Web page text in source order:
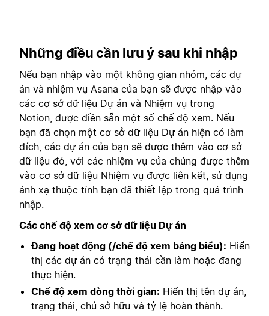
Những điều cần lưu ý sau khi nhập
Nếu bạn nhập vào một không gian nhóm, các dự
án và nhiệm vụ Asana của bạn sẽ được nhập vào
các cơ sở dữ liệu Dự án và Nhiệm vụ trong
Notion, được điền sẵn một số chế độ xem. Nếu
bạn đã chọn một cơ sở dữ liệu Dự án hiện có làm
đích, các dự án của bạn sẽ được thêm vào cơ sở
dữ liệu đó, với các nhiệm vụ của chúng được thêm
vào cơ sở dữ liệu Nhiệm vụ được liên kết, sử dụng
ánh xạ thuộc tính bạn đã thiết lập trong quá trình
nhập.
Các chế độ xem cơ sở dữ liệu Dự án
Đang hoạt động (/chế độ xem bảng biểu): Hiển
thị các dự án có trạng thái cần làm hoặc đang
thực hiện.
Chế độ xem dòng thời gian: Hiển thị tên dự án,
trạng thái, chủ sở hữu và tỷ lệ hoàn thành.